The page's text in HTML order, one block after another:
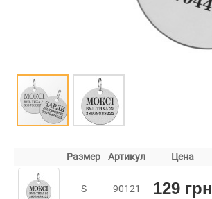
Размер Артикул Цена
S 90121 129 грн